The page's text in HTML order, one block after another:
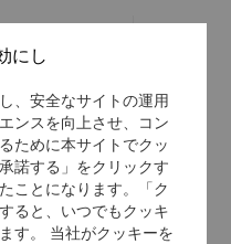
2, Taipei
さい。
です。
にし
、安全なサイトの運用
ンスを向上させ、コン
ために本サイトでクッ
諾する」をクリックす
ことになります。「ク
ると、いつでもクッキ
す。 当社がクッキーを